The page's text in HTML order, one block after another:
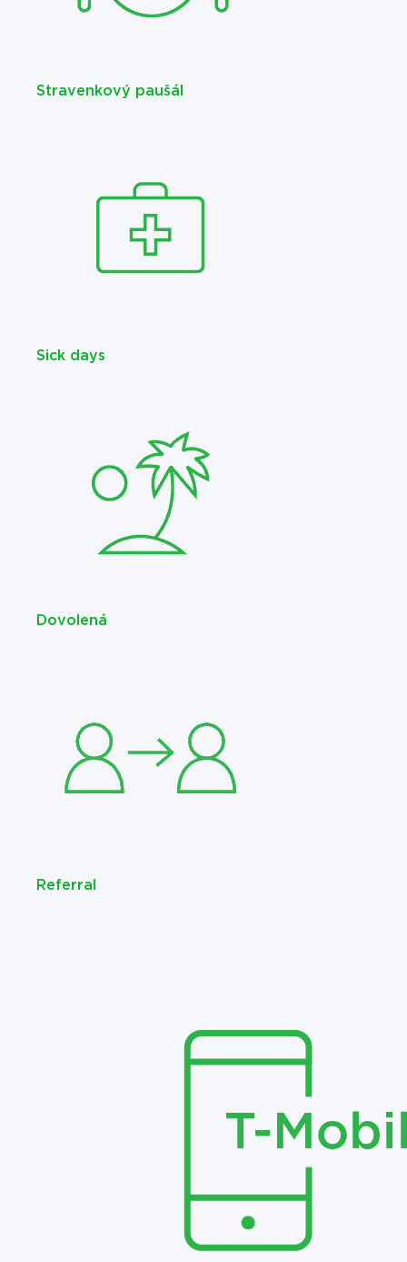
Stravenkový paušál
Sick days
Dovolená
Referral